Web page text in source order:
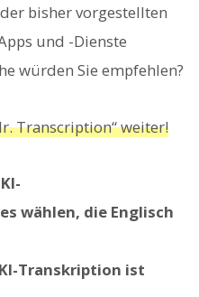
bisher vorgestellten
und -Dienste
würden Sie empfehlen?
Transcription“ weiter!
wählen, die Englisch
Transkription ist